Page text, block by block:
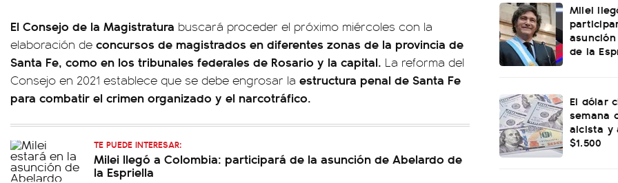
El Consejo de la Magistratura buscará proceder el próximo miércoles con la
elaboración de concursos de magistrados en diferentes zonas de la provincia de
Santa Fe, como en los tribunales federales de Rosario y la capital. La reforma del
Consejo en 2021 establece que se debe engrosar la estructura penal de Santa Fe
para combatir el crimen organizado y el narcotráfico.
TE PUEDE INTERESAR:
Milei llegó a Colombia: participará de la asunción de Abelardo de
la Espriella
Milei
de la
El dólar
semana
alcista y
$1.500